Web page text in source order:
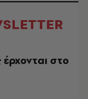
στο